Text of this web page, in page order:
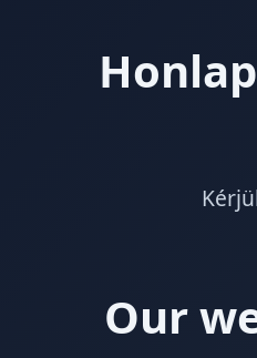
Our